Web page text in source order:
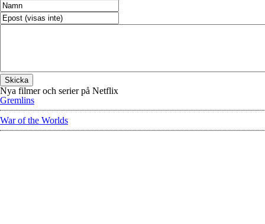
Nya filmer och serier på Netflix
Gremlins
War of the Worlds